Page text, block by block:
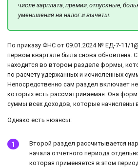
числе зарплата, премии, отпускные,
уменьшения на налог и вычеты.
По приказу ФНС от 09.01.2024 № ЕД-7-11/
первом квартале была снова обновлена.
находится во втором разделе формы,
по расчету удержанных и исчисленных
Непосредственно сам раздел включает
которых есть рассматриваемая. Она
суммы всех доходов, которые начислены
Однако есть нюансы:
Второй раздел рассчитывается
начала отчетного периода
которая применяется в этом